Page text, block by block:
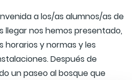
a los/as alumnos/as de
llegar nos hemos presentado,
horarios y normas y les
Después de
un paseo al bosque que